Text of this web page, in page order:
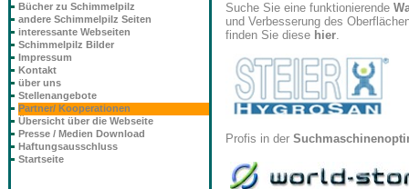
Suche Sie eine funktionierende
und Verbesserung des
finden Sie diese hier.
Profis in der
Bücher zu Schimmelpilz
andere Schimmelpilz Seiten
interessante Webseiten
Schimmelpilz Bilder
Impressum
Kontakt
über uns
Stellenangebote
Partner/ Kooperationen
Übersicht über die Webseite
Presse / Medien Download
Haftungsausschluss
Startseite